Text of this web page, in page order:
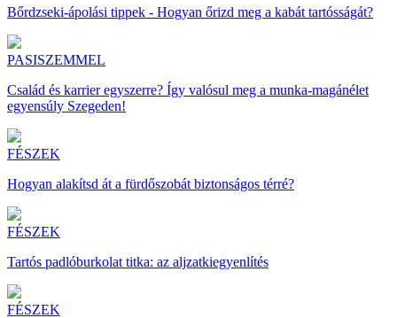
Bőrdzseki-ápolási tippek - Hogyan őrizd meg a kabát tartósságát?
PASISZEMMEL
Család és karrier egyszerre? Így valósul meg a munka-magánélet
egyensúly Szegeden!
FÉSZEK
Hogyan alakítsd át a fürdőszobát biztonságos térré?
FÉSZEK
Tartós padlóburkolat titka: az aljzatkiegyenlítés
FÉSZEK